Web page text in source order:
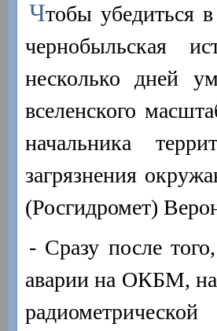
Чтобы убедиться
чернобыльская
несколько дней
вселенского
начальника
загрязнения
(Росгидромет)
- Сразу после
аварии на ОКБМ, на